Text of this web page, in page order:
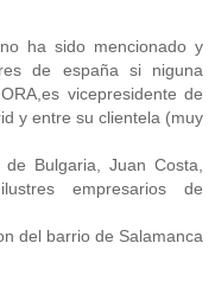
ha sido mencionado y
de españa si niguna
vicepresidente de
y entre su clientela (muy
Bulgaria, Juan Costa,
empresarios de
del barrio de Salamanca